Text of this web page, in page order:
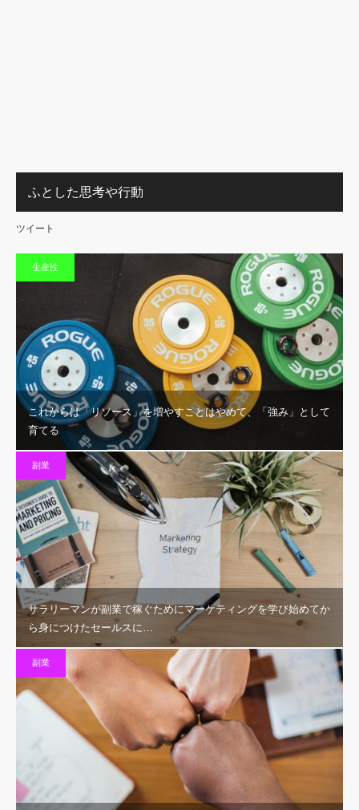
ふとした思考や行動
ツイート
生産性
これからは「リソース」を増やすことはやめて、「強み」として
育てる
副業
サラリーマンが副業で稼ぐためにマーケティングを学び始めてか
ら身につけたセールスに…
副業